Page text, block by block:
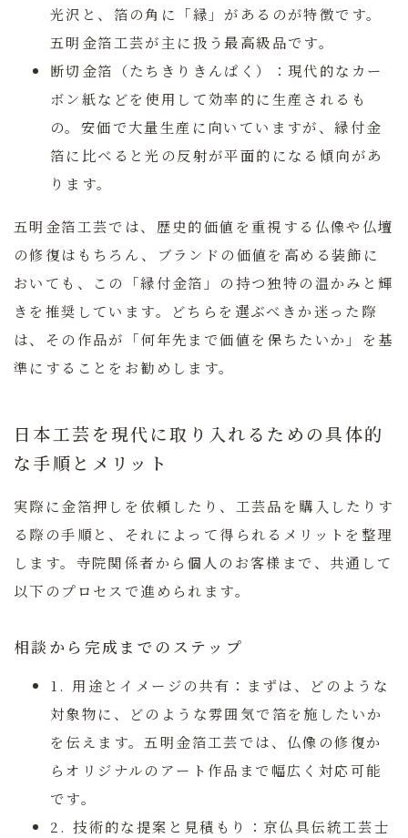
光沢と、箔の角に「縁」があるのが特徴です。
五明金箔工芸が主に扱う最高級品です。
断切金箔（たちきりきんぱく）： 現代的なカー
ボン紙などを使用して効率的に生産されるも
の。安価で大量生産に向いていますが、縁付金
箔に比べると光の反射が平面的になる傾向があ
ります。
五明金箔工芸では、歴史的価値を重視する仏像や仏壇
の修復はもちろん、ブランドの価値を高める装飾に
おいても、この「縁付金箔」の持つ独特の温かみと輝
きを推奨しています。どちらを選ぶべきか迷った際
は、その作品が「何年先まで価値を保ちたいか」を基
準にすることをお勧めします。
日本工芸を現代に取り入れるための具体的
な手順とメリット
実際に金箔押しを依頼したり、工芸品を購入したりす
る際の手順と、それによって得られるメリットを整理
します。寺院関係者から個人のお客様まで、共通して
以下のプロセスで進められます。
相談から完成までのステップ
1. 用途とイメージの共有： まずは、どのような
対象物に、どのような雰囲気で箔を施したいか
を伝えます。五明金箔工芸では、仏像の修復か
らオリジナルのアート作品まで幅広く対応可能
です。
2. 技術的な提案と見積もり： 京仏具伝統工芸士